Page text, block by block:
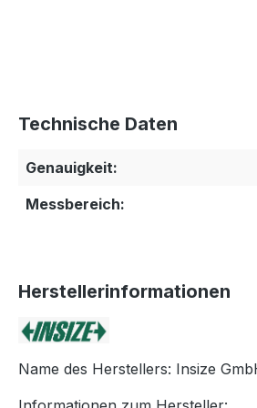
Technische Daten
Genauigkeit:
Messbereich:
Herstellerinformationen
Name des Herstellers: Insize